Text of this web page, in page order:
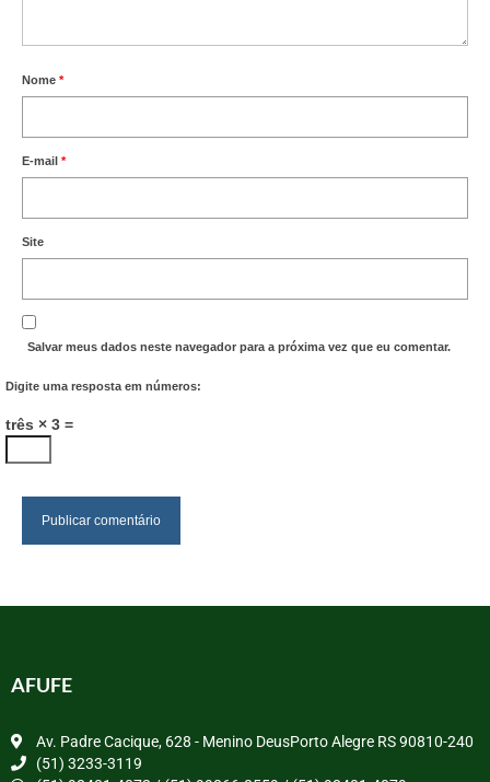
Nome *
E-mail *
Site
Salvar meus dados neste navegador para a próxima vez que eu comentar.
Digite uma resposta em números:
três × 3 =
AFUFE
Av. Padre Cacique, 628 - Menino DeusPorto Alegre RS 90810-240
(51) 3233-3119